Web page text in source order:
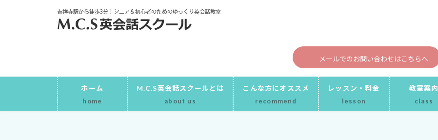
ス
プ
ン
動
メールでのお問い合わせはこちらへ
ホーム
home
M.C.S英会話スクールとは
about us
こんな方にオススメ
recommend
レッスン・料金
lesson
教室案内
class